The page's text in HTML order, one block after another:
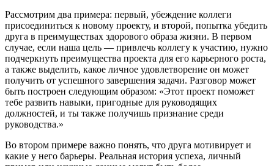
Рассмотрим два примера: первый, убеждение коллеги
присоединиться к новому проекту, и второй, попытка убедить
друга в преимуществах здорового образа жизни. В первом
случае, если наша цель — привлечь коллегу к участию, нужно
подчеркнуть преимущества проекта для его карьерного роста,
а также выделить, какое личное удовлетворение он может
получить от успешного завершения задачи. Разговор может
быть построен следующим образом: «Этот проект поможет
тебе развить навыки, пригодные для руководящих
должностей, и ты также получишь признание среди
руководства.»
Во втором примере важно понять, что друга мотивирует и
какие у него барьеры. Реальная история успеха, личный